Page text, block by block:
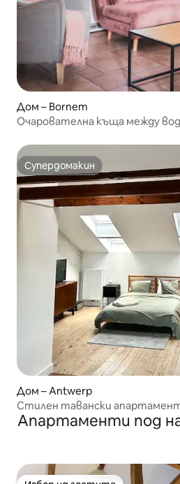
Дом – Bornem
Очарователна къща между
Супердомакин
Супердомакин
Дом – Antwerp
Стилен тавански
Апартаменти под